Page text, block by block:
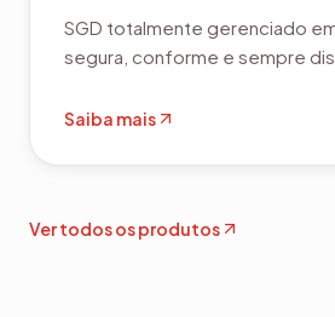
SGD totalmente gerenciado
segura, conforme e sempre
Saiba mais
Ver todos os produtos